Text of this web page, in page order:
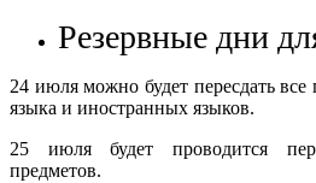
Резервные дни
24 июля можно будет пересдать все
языка и иностранных языков.
25 июля будет проводится
предметов.